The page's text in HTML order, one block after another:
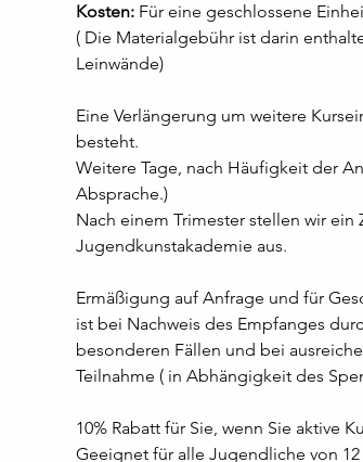
Kosten: Für eine geschlossene
( Die Materialgebühr ist darin
Leinwände)
Eine Verlängerung um weitere
besteht.
Weitere Tage, nach Häufigkeit der
Absprache.)
Nach einem Trimester stellen wir
Jugendkunstakademie aus.
Ermäßigung auf Anfrage und für
ist bei Nachweis des Empfanges
besonderen Fällen und bei
Teilnahme ( in Abhängigkeit des
10% Rabatt für Sie, wenn Sie aktive
Geeignet für alle Jugendliche von